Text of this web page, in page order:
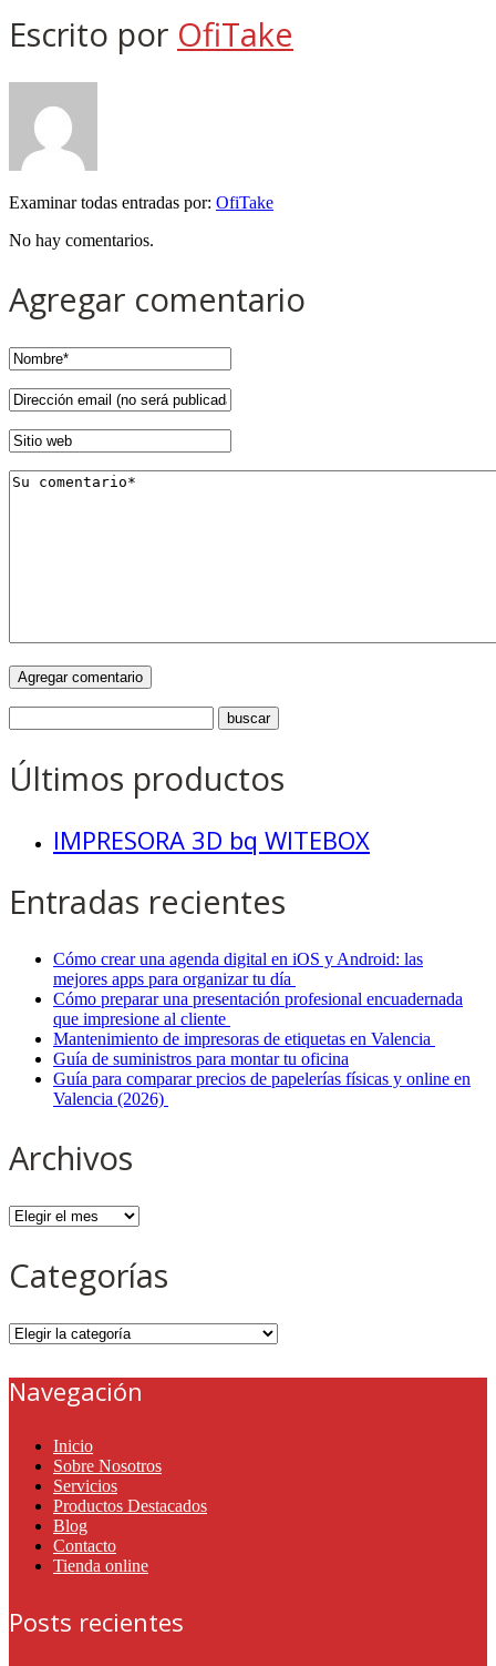
Escrito por OfiTake
Examinar todas entradas por: OfiTake
No hay comentarios.
Agregar comentario
Últimos productos
IMPRESORA 3D bq WITEBOX
Entradas recientes
Cómo crear una agenda digital en iOS y Android: las
mejores apps para organizar tu día
Cómo preparar una presentación profesional encuadernada
que impresione al cliente
Mantenimiento de impresoras de etiquetas en Valencia
Guía de suministros para montar tu oficina
Guía para comparar precios de papelerías físicas y online en
Valencia (2026)
Archivos
Archivos
Categorías
Categorías
Navegación
Inicio
Sobre Nosotros
Servicios
Productos Destacados
Blog
Contacto
Tienda online
Posts recientes